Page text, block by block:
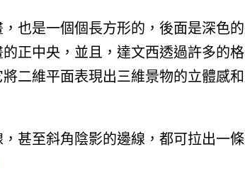
也是一個個長方形的，後面是深色
正中央，並且，達文西透過許多的
二維平面表現出三維景物的立體感和
甚至斜角陰影的邊線，都可拉出一條